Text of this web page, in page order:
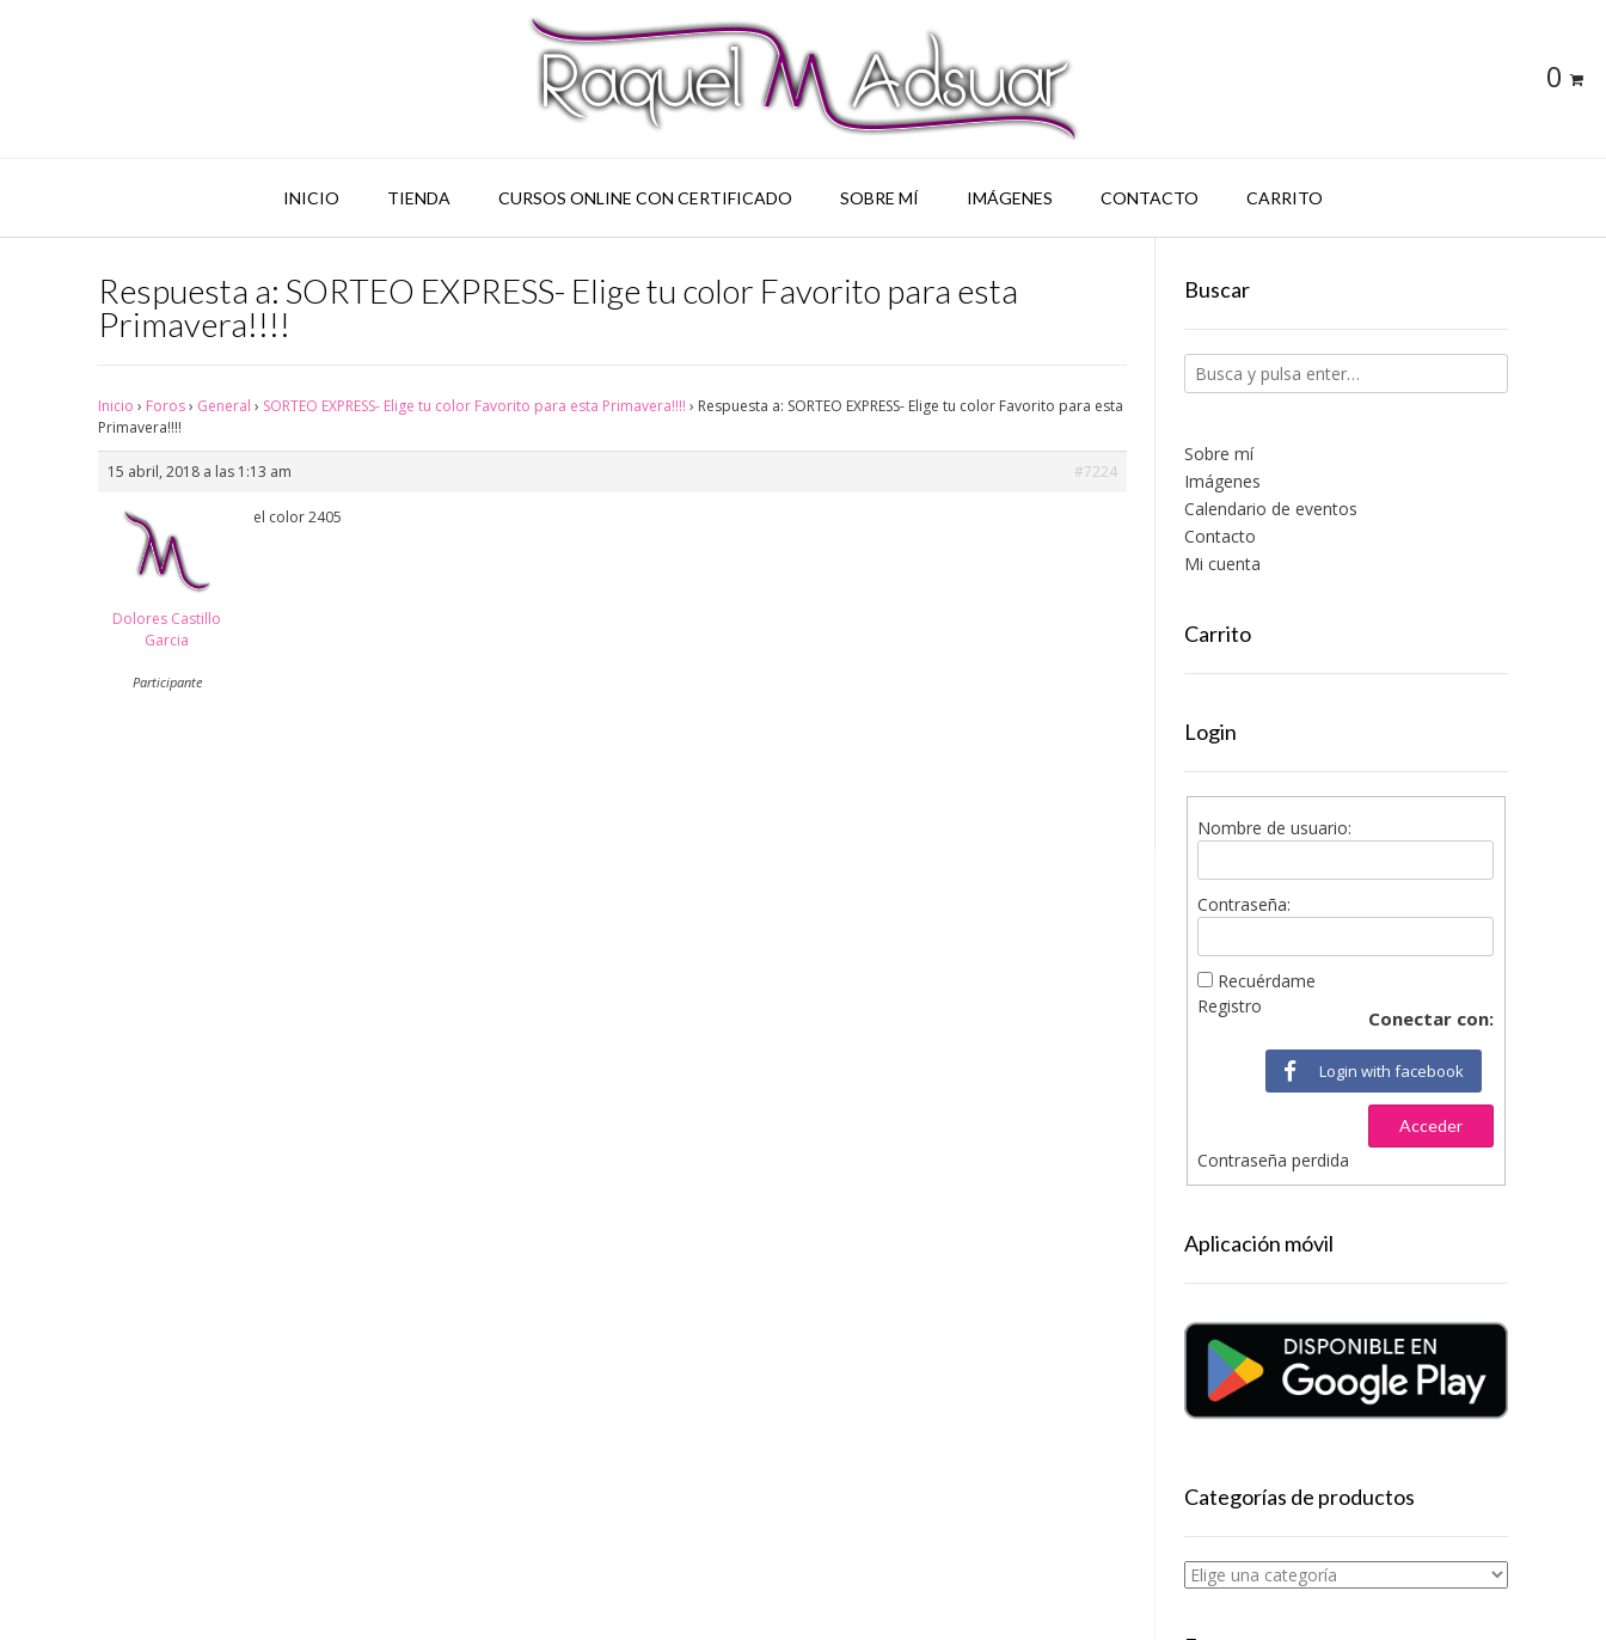
0
INICIO TIENDA CURSOS ONLINE CON CERTIFICADO SOBRE MÍ IMÁGENES CONTACTO CARRITO
Respuesta a: SORTEO EXPRESS- Elige tu color Favorito para esta
Primavera!!!!
Inicio › Foros› General › SORTEO EXPRESS- Elige tu color Favorito para esta Primavera!!!! › Respuesta a: SORTEO EXPRESS- Elige tu color Favorito para esta
Primavera!!!!
15 abril, 2018 a las 1:13 am #7224
Dolores Castillo
Garcia
Participante
el color 2405
Buscar
Sobre mí
Imágenes
Calendario de eventos
Contacto
Mi cuenta
Carrito
Login
Nombre de usuario:
Contraseña:
Recuérdame
Conectar con:
Login with facebook
Acceder
Registro
Contraseña perdida
Aplicación móvil
Categorías de productos